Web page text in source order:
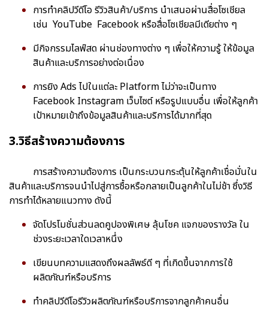
การทำคลิปวีดีโอ รีวิวสินค้า/บริการ นำเสนอผ่านสื่อโซเชียล
เช่น YouTube Facebook หรือสื่อโซเชียลมีเดียต่าง ๆ
มีกิจกรรมไลฟ์สด ผ่านช่องทางต่าง ๆ เพื่อให้ความรู้ ให้ข้อมูล
สินค้าและบริการอย่างต่อเนื่อง
การยิง Ads ไปในแต่ละ Platform ไม่ว่าจะเป็นทาง
Facebook Instagram เว็บไซต์ หรือรูปแบบอื่น เพื่อให้ลูกค้า
เป้าหมายเข้าถึงข้อมูลสินค้าและบริการได้มากที่สุด
3.วิธีสร้างความต้องการ
การสร้างความต้องการ เป็นกระบวนกระตุ้นให้ลูกค้าเชื่อมั่นใน
สินค้าและบริการจนนำไปสู่การซื้อหรือกลายเป็นลูกค้าในไม่ช้า ซึ่งวิธี
การทำได้หลายแนวทาง ดังนี้
จัดโปรโมชั่นส่วนลดคูปองพิเศษ ลุ้นโชค แจกของรางวัล ใน
ช่วงระยะเวลาใดเวลาหนึ่ง
เขียนบทความแสดงถึงผลลัพธ์ดี ๆ ที่เกิดขึ้นจากการใช้
ผลิตภัณฑ์หรือบริการ
ทำคลิปวีดีโอรีวิวผลิตภัณฑ์หรือบริการจากลูกค้าคนอื่น